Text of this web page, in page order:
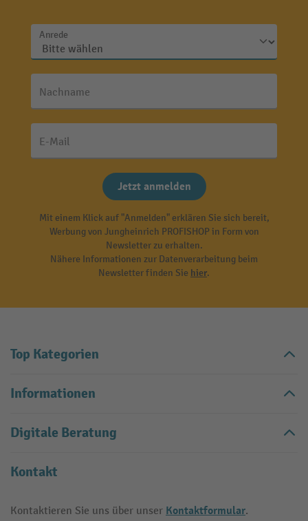
Anrede
Nachname
E-Mail
Jetzt anmelden
Mit einem Klick auf "Anmelden" erklären Sie sich bereit,
Werbung von Jungheinrich PROFISHOP in Form von
Newsletter zu erhalten.
Nähere Informationen zur Datenverarbeitung beim
Newsletter finden Sie hier.
Top Kategorien
Informationen
Digitale Beratung
Kontakt
Kontaktieren Sie uns über unser Kontaktformular.